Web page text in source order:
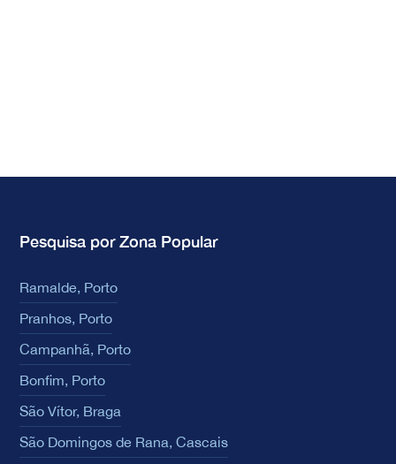
Pesquisa por Zona Popular
Ramalde, Porto
Pranhos, Porto
Campanhã, Porto
Bonfim, Porto
São Vítor, Braga
São Domingos de Rana, Cascais